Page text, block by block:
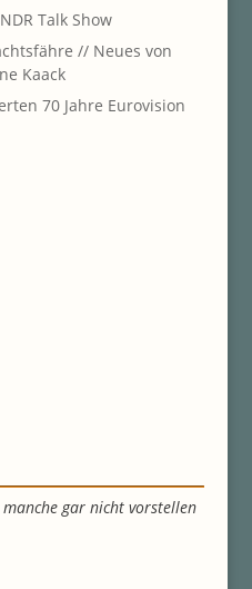
Talk Show
// Neues von
Kaack
70 Jahre Eurovision
gar nicht vorstellen